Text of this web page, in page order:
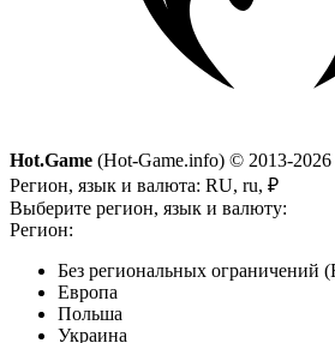
Hot.Game (Hot-Game.info) © 2013-2026
Регион, язык и валюта: RU, ru, ₽
Выберите регион, язык и валюту:
Регион:
Без региональных ограничений
Европа
Польша
Украина